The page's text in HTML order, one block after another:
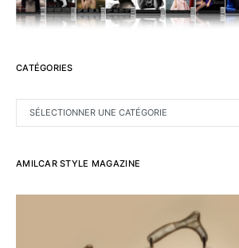
CATÉGORIES
CATÉGORIES
AMILCAR STYLE MAGAZINE